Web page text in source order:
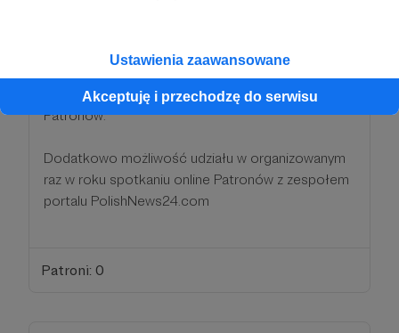
Ustawienia zaawansowane
Akceptuję i przechodzę do serwisu
zaprosimy do zamkniętej grupy, wyłącznie dla
Patronów.
Dodatkowo możliwość udziału w organizowanym
raz w roku spotkaniu online Patronów z zespołem
portalu PolishNews24.com
Patroni: 0